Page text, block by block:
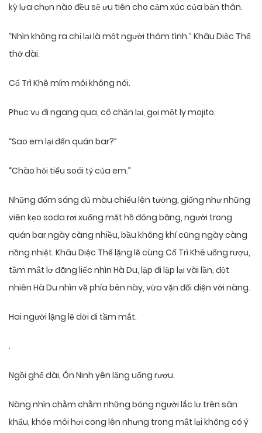
kỳ lựa chọn nào đều sẽ ưu tiên cho cảm xúc của bản thân.
“Nhìn không ra chị lại là một người thâm tình.” Khâu Diệc Thế
thở dài.
Cố Trì Khê mím môi không nói.
Phục vụ đi ngang qua, cô chặn lại, gọi một ly mojito.
“Sao em lại đến quán bar?”
“Chào hỏi tiểu soái tỷ của em.”
Những đốm sáng đủ màu chiếu lên tường, giống như những
viên kẹo soda rơi xuống mặt hồ đóng băng, người trong
quán bar ngày càng nhiều, bầu không khí cũng ngày càng
nồng nhiệt. Khâu Diệc Thế lặng lẽ cùng Cố Trì Khê uống rượu,
tầm mắt lơ đãng liếc nhìn Hà Du, lặp đi lặp lại vài lần, đột
nhiên Hà Du nhìn về phía bên này, vừa vặn đối diện với nàng.
Hai người lặng lẽ dời đi tầm mắt.
.
Ngồi ghế dài, Ôn Ninh yên lặng uống rượu.
Nàng nhìn chằm chằm những bóng người lắc lư trên sân
khấu, khóe môi hơi cong lên nhưng trong mắt lại không có ý